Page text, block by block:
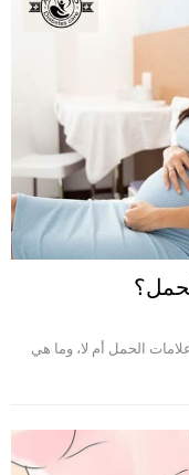
الحمل أم لا، وما هي